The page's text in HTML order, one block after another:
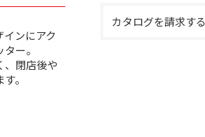
ンにアク
ー。
、閉店後や
。
カタログを請求する